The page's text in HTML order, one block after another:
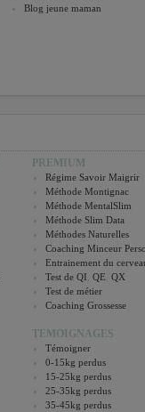
Blog jeune maman
PREMIUM
Régime Savoir Maigrir
Méthode Montignac
Méthode MentalSlim
Méthode Slim Data
Méthodes Naturelles
Coaching Minceur
Entrainement du
Test de QI ,QE ,QX
Test de métier
Coaching Grossesse
TEMOIGNAGES
Témoigner
0-15kg perdus
15-25kg perdus
25-35kg perdus
35-45kg perdus